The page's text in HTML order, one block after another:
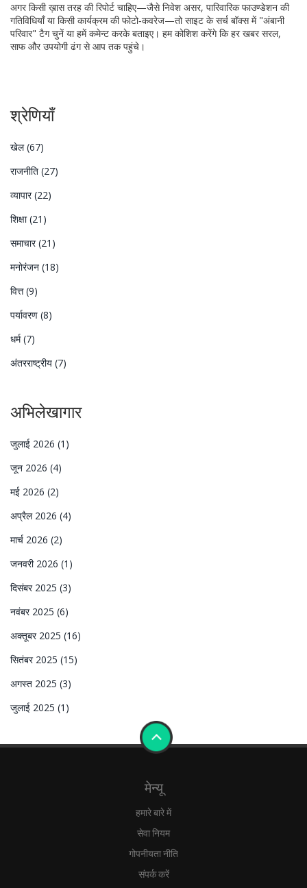
अगर किसी ख़ास तरह की रिपोर्ट चाहिए—जैसे निवेश असर, पारिवारिक फाउण्डेशन की
गतिविधियाँ या किसी कार्यक्रम की फोटो‑कवरेज—तो साइट के सर्च बॉक्स में "अंबानी
परिवार" टैग चुनें या हमें कमेन्ट करके बताइए। हम कोशिश करेंगे कि हर खबर सरल,
साफ और उपयोगी ढंग से आप तक पहुंचे।
श्रेणियाँ
खेल(67)
राजनीति (27)
व्यापार(22)
शिक्षा(21)
समाचार(21)
मनोरंजन (18)
वित्त(9)
पर्यावरण (8)
धर्म(7)
अंतरराष्ट्रीय (7)
अभिलेखागार
जुलाई 2026 (1)
जून 2026 (4)
मई 2026 (2)
अप्रैल 2026 (4)
मार्च 2026 (2)
जनवरी 2026 (1)
दिसंबर 2025 (3)
नवंबर 2025 (6)
अक्तूबर 2025 (16)
सितंबर 2025 (15)
अगस्त 2025 (3)
जुलाई 2025 (1)
मेन्यू
हमारे बारे में
सेवा नियम
गोपनीयता नीति
संपर्क करें